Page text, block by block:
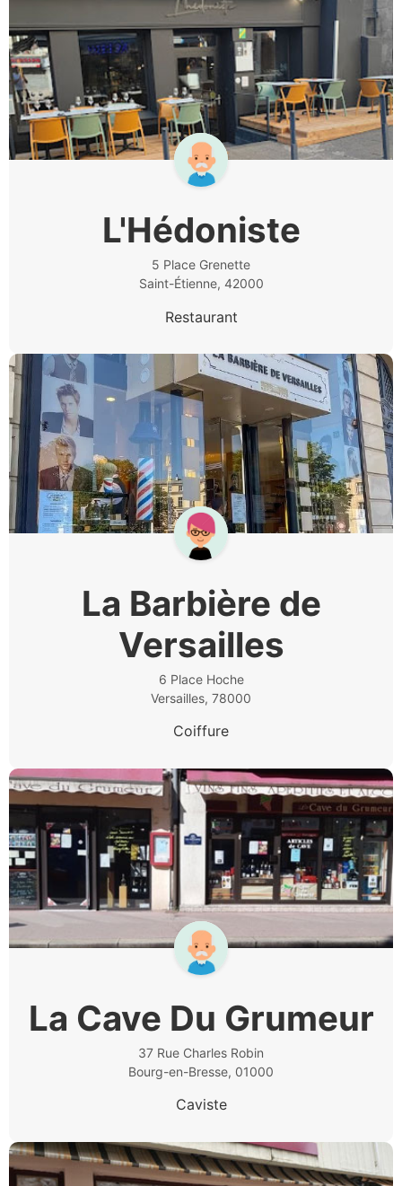
L'Hédoniste
5 Place Grenette
Saint-Étienne, 42000
Restaurant
La Barbière de
Versailles
6 Place Hoche
Versailles, 78000
Coiffure
La Cave Du Grumeur
37 Rue Charles Robin
Bourg-en-Bresse, 01000
Caviste